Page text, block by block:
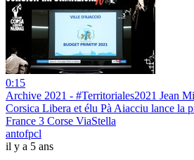
0:15
Archive 2021 - #Territoriales2021 Jean
Corsica Libera et élu Pà Aiacciu lance la
France 3 Corse ViaStella
antofpcl
il y a 5 ans